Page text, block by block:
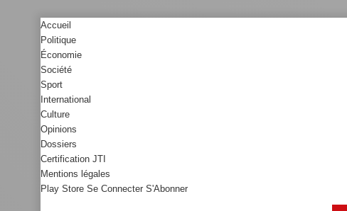
Accueil
Politique
Économie
Société
Sport
International
Culture
Opinions
Dossiers
Certification JTI
Mentions légales
Play Store Se Connecter S'Abonner